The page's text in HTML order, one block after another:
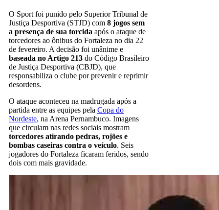
O Sport foi punido pelo Superior Tribunal de
Justiça Desportiva (STJD) com 8 jogos sem
a presença de sua torcida após o ataque de
torcedores ao ônibus do Fortaleza no dia 22
de fevereiro. A decisão foi unânime e
baseada no Artigo 213 do Código Brasileiro
de Justiça Desportiva (CBJD), que
responsabiliza o clube por prevenir e reprimir
desordens.
O ataque aconteceu na madrugada após a
partida entre as equipes pela Copa do
Nordeste, na Arena Pernambuco. Imagens
que circulam nas redes sociais mostram
torcedores atirando pedras, rojões e
bombas caseiras contra o veículo. Seis
jogadores do Fortaleza ficaram feridos, sendo
dois com mais gravidade.